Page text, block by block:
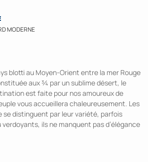
MODERNE
blotti au Moyen-Orient entre la mer Rouge
aux ¾ par un sublime désert, le
est faite pour nos amoureux de
vous accueillera chaleureusement. Les
se distinguent par leur variété, parfois
ils ne manquent pas d’élégance